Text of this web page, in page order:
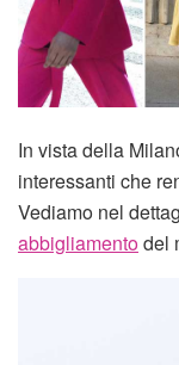
In vista della
interessanti che
Vediamo nel
abbigliamentodel